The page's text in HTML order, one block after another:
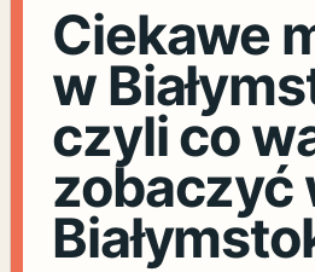
Ciekawe
w
czyli co
zobaczyć